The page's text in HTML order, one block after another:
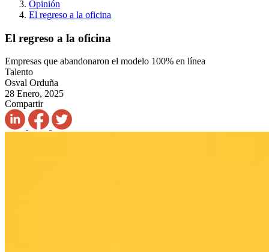
Opinión
El regreso a la oficina
El regreso a la oficina
Empresas que abandonaron el modelo 100% en línea
Talento
Osval Orduña
28 Enero, 2025
Compartir